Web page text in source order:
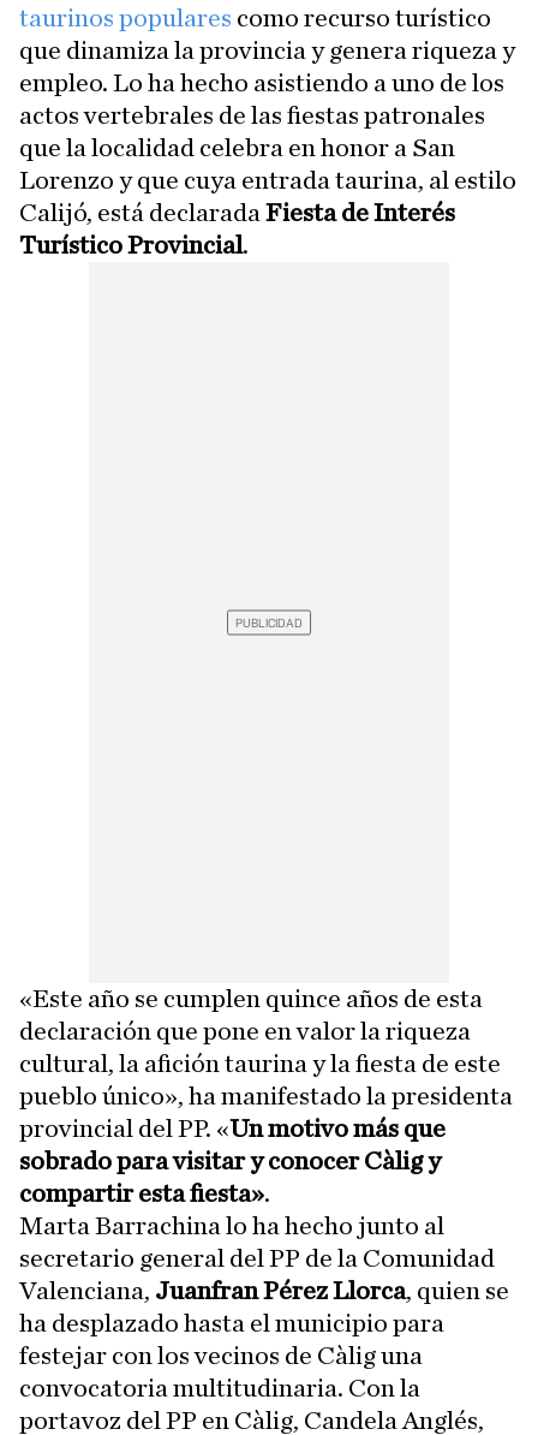
taurinos populares como recurso turístico
que dinamiza la provincia y genera riqueza y
empleo. Lo ha hecho asistiendo a uno de los
actos vertebrales de las fiestas patronales
que la localidad celebra en honor a San
Lorenzo y que cuya entrada taurina, al estilo
Calijó, está declarada Fiesta de Interés
Turístico Provincial.
«Este año se cumplen quince años de esta
declaración que pone en valor la riqueza
cultural, la afición taurina y la fiesta de este
pueblo único», ha manifestado la presidenta
provincial del PP. «Un motivo más que
sobrado para visitar y conocer Càlig y
compartir esta fiesta».
Marta Barrachina lo ha hecho junto al
secretario general del PP de la Comunidad
Valenciana, Juanfran Pérez Llorca, quien se
ha desplazado hasta el municipio para
festejar con los vecinos de Càlig una
convocatoria multitudinaria. Con la
portavoz del PP en Càlig, Candela Anglés,